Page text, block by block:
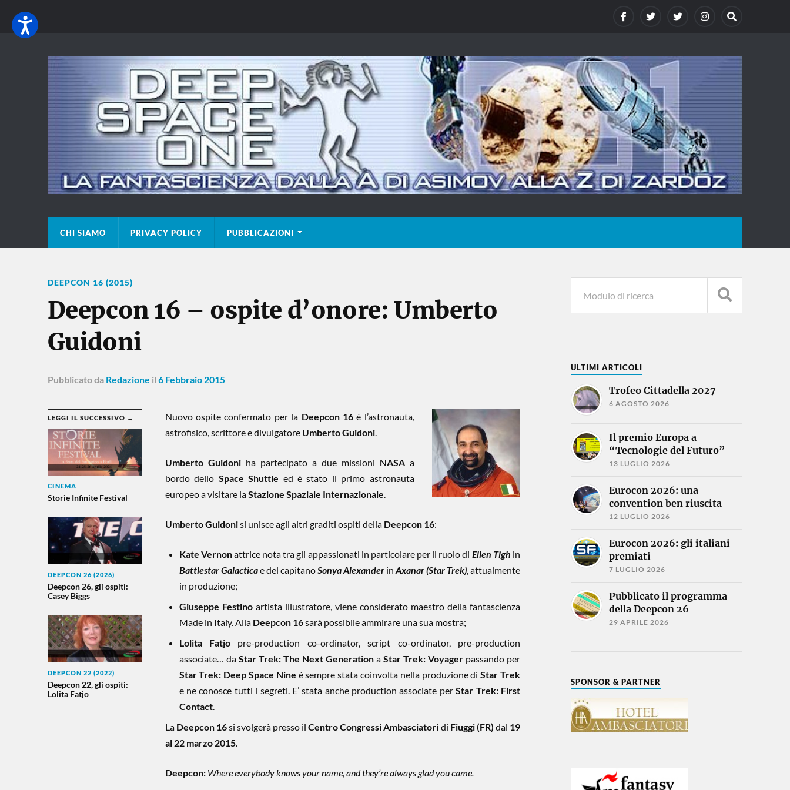
CHI SIAMO PRIVACY POLICY PUBBLICAZIONI
DEEPCON 16 (2015)
Deepcon 16 – ospite d’onore: Umberto
Guidoni
Pubblicatoda Redazione il 6 Febbraio 2015
LEGGI IL SUCCESSIVO →
CINEMA
Storie Infinite Festival
DEEPCON 26 (2026)
Deepcon 26, gli ospiti:
Casey Biggs
DEEPCON 22 (2022)
Deepcon 22, gli ospiti:
Lolita Fatjo
Nuovo ospite confermato per la Deepcon 16 è l’astronauta,
astrofisico, scrittore e divulgatore Umberto Guidoni.
Umberto Guidoniha partecipato a due missioni NASAa
bordo dello Space Shuttle ed è stato il primo astronauta
europeo a visitarelaStazione Spaziale Internazionale
Umberto Guidonisi unisce agli altri graditi ospiti della Deepcon 16:
Kate Vernonattrice nota tra gli appassionati in particolare per il ruolo di Ellen Tigh in
Battlestar Galacticae del capitanoSonya Alexanderin Axanar (Star Trek), attualmente
in produzione;
Giuseppe Festinoartista illustratore, viene considerato maestro della fantascienza
Made in Italy. Alla Deepcon 16sarà possibile ammirare una sua mostra;
Lolita Fatjo pre-production co-ordinator, script co-ordinator, pre-production
associate… da Star Trek: The Next Generationa Star Trek: Voyagerpassando per
Star Trek: Deep Space Nine è sempre stata coinvolta nella produzione diStar Trek
e ne conosce tutti i segreti. E’ stata anche production associate perStar Trek: First
Contact.
La Deepcon 16si svolgerà presso ilCentro Congressi Ambasciatori di Fiuggi (FR) dal 19
al 22 marzo 2015.
Deepcon: Where everybody knows your name, and they’re always glad you came.
ULTIMI ARTICOLI
Trofeo Cittadella 2027
6 AGOSTO 2026
Il premio Europa a
“Tecnologie del Futuro”
13 LUGLIO 2026
Eurocon 2026: una
convention ben riuscita
12 LUGLIO 2026
Eurocon 2026: gli italiani
premiati
7 LUGLIO 2026
Pubblicato il programma
della Deepcon 26
29 APRILE 2026
SPONSOR & PARTNER